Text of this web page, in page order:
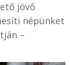
jövő
népünket
–